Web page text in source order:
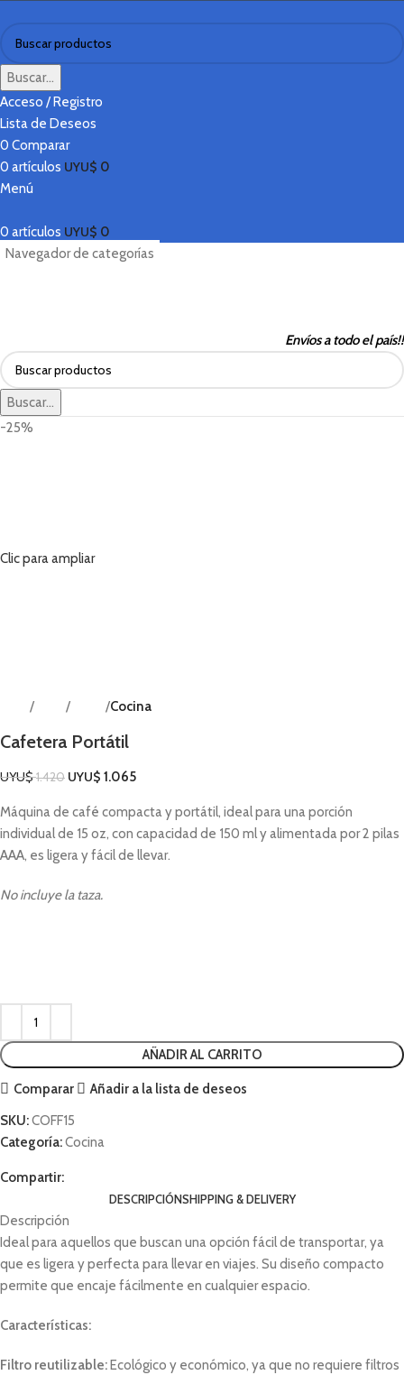
Buscar...
Acceso / Registro
Lista de Deseos
0 Comparar
0 artículos UYU$ 0
Menú
0 artículos UYU$ 0
Navegador de categorías
Envíos a todo el país!!
Buscar...
-25%
Clic para ampliar
Cocina
Cafetera Portátil
UYU$1.420 UYU$ 1.065
Máquina de café compacta y portátil, ideal para una porción
individual de 15 oz, con capacidad de 150 ml y alimentada por 2 pilas
AAA, es ligera y fácil de llevar.
No incluye la taza.
AÑADIR AL CARRITO
Comparar
Añadir a la lista de deseos
SKU:COFF15
Categoría:Cocina
Compartir:
DESCRIPCIÓNSHIPPING & DELIVERY
Descripción
Ideal para aquellos que buscan una opción fácil de transportar, ya
que es ligera y perfecta para llevar en viajes. Su diseño compacto
permite que encaje fácilmente en cualquier espacio.
Características:
Filtro reutilizable: Ecológico y económico, ya que no requiere filtros